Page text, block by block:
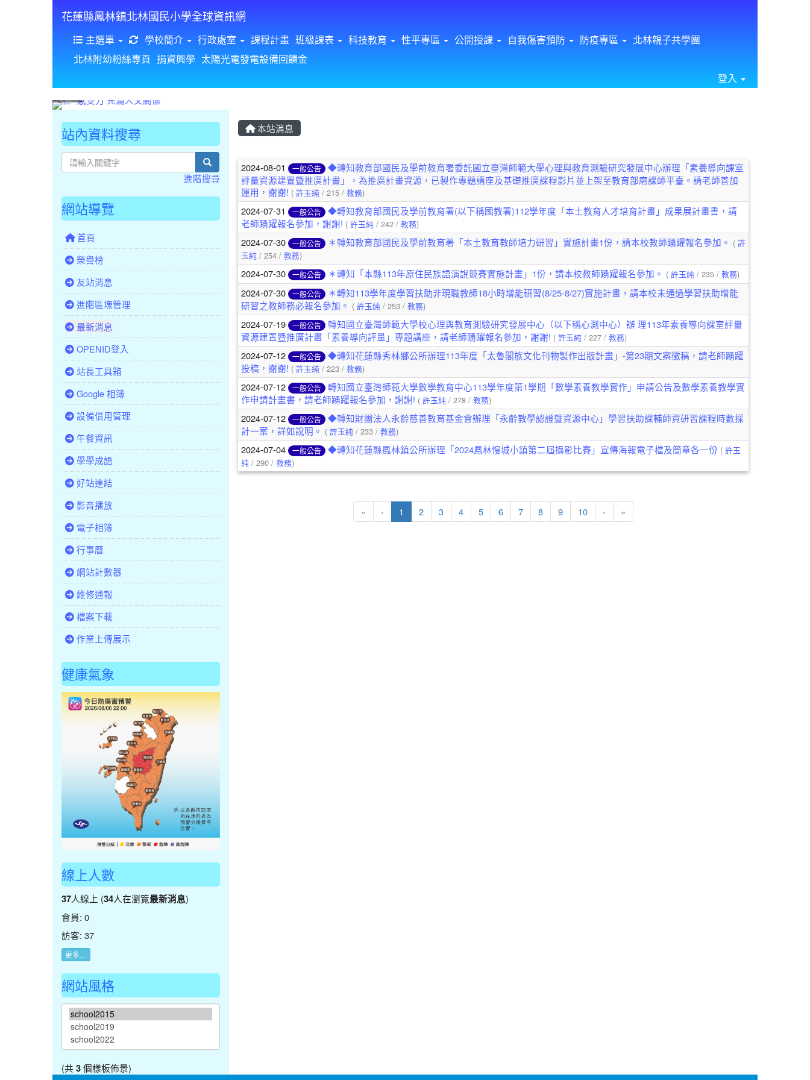
花蓮縣鳳林鎮北林國民小學全球資訊網
主選單 重新取得佈景設定
學校簡介 行政處室 課程計畫 班級課表 科技教育 性平專區 公開授課 自我傷害預防 防疫專區
北林親子共學團
北林附幼粉絲專頁 捐資興學 太陽光電發電設備回饋金
登入
本站消息
文章列表
2024-08-01 一般公告
◆轉知教育部國民及學前教育署委託國立臺灣師範大學心理與教育測驗研究發展中心辦理「素養導向課室
評量資源建置暨推廣計畫」，為推廣計畫資源，已製作專題講座及基礎推廣課程影片並上架至教育部磨課師平臺。請老師善加
運用，謝謝! (許玉純/ 215 / 教務)
2024-07-31 一般公告
◆轉知教育部國民及學前教育署(以下稱國教署)112學年度「本土教育人才培育計畫」成果展計畫書，請
老師踴躍報名參加，謝謝! (許玉純/ 242 / 教務)
2024-07-30 一般公告 ＊轉知教育部國民及學前教育署「本土教育教師培力研習」實施計畫1份，請本校教師踴躍報名參加。 (許
玉純/ 254 / 教務)
2024-07-30 一般公告 ＊轉知「本縣113年原住民族語演說競賽實施計畫」1份，請本校教師踴躍報名參加。 (許玉純/ 235 / 教務)
2024-07-30 一般公告
＊轉知113學年度學習扶助非現職教師18小時增能研習(8/25-8/27)實施計畫，請本校未通過學習扶助增能
研習之教師務必報名參加。 (許玉純/ 253 / 教務)
2024-07-19 一般公告
轉知國立臺灣師範大學校心理與教育測驗研究發展中心（以下稱心測中心）辦 理113年素養導向課室評量
資源建置暨推廣計畫「素養導向評量」專題講座，請老師踴躍報名參加，謝謝! (許玉純/ 227 / 教務)
2024-07-12 一般公告
◆轉知花蓮縣秀林鄉公所辦理113年度「太魯閣族文化刊物製作出版計畫」-第23期文案徵稿，請老師踴躍
投稿，謝謝! (許玉純/ 223 / 教務)
2024-07-12 一般公告
轉知國立臺灣師範大學數學教育中心113學年度第1學期「數學素養教學實作」申請公告及數學素養教學實
作申請計畫書，請老師踴躍報名參加，謝謝! (許玉純/ 278 / 教務)
2024-07-12 一般公告
◆轉知財團法人永齡慈善教育基金會辦理「永齡教學認證暨資源中心」學習扶助課輔師資研習課程時數採
計一案，詳如說明。 (許玉純/ 233 / 教務)
2024-07-04 一般公告 ◆轉知花蓮縣鳳林鎮公所辦理「2024鳳林慢城小鎮第二屆攝影比賽」宣傳海報電子檔及簡章各一份 (許玉
純/ 290 / 教務)
« ‹ 1 (目前頁次)
2 3 4 5 6 7 8 9 10 ›下一頁
»最後頁
站內資料搜尋
search
進階搜尋
網站導覽
首頁
榮譽榜
友站消息
進階區塊管理
最新消息
OPENID登入
站長工具箱
Google 相簿
設備借用管理
午餐資訊
學學成語
好站連結
影音播放
電子相簿
行事曆
網站計數器
維修通報
檔案下載
作業上傳展示
健康氣象
線上人數
37人線上 (34人在瀏覽最新消息)
會員: 0
訪客: 37
更多…
網站風格
(共 3個樣板佈景)